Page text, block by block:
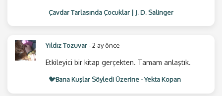
Çavdar Tarlasında Çocuklar | J. D. Salinger
Yıldız Tozuvar- 2 ay önce
Etkileyici bir kitap gerçekten. Tamam anlaştık.
🐦Bana Kuşlar Söyledi Üzerine - Yekta Kopan